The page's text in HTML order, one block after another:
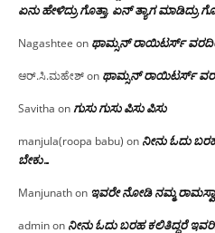
ಏನು ಹೇಳಿದ್ರು ಗೊತ್ತಾ, ಏನ್ ತ್ಯಾಗ ಮಾಡಿದ್ರು
Nagashtee on ಥಾಮ್ಸನ್ ರಾಯಿಟರ್ಸ್
ಆರ್.ಸಿ.ಮಹೇಶ್on ಥಾಮ್ಸನ್ ರಾಯಿಟರ್ಸ್
Savitha onಗುಸು ಗುಸು ಪಿಸು ಪಿಸು
manjula(roopa babu) on ನೀನು ಓದು
ಬೇಕು…
Manjunathon ಇವರೇ‌ ನೋಡಿ‌ ನಮ್ಮ‌
adminon ನೀನು ಓದು ಬರಹ ಕಲಿತಿದ್ದರೆ